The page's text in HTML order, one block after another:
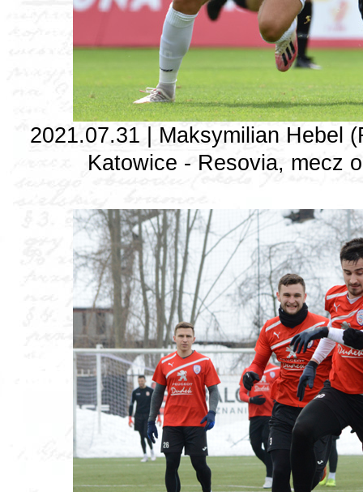
2021.07.31 | Maksymilian Hebel
Katowice - Resovia, mecz